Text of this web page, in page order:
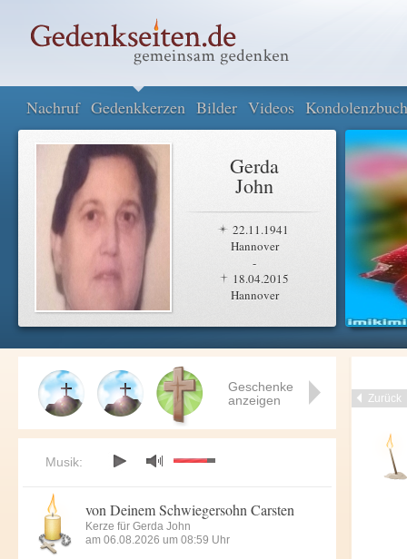
Nachruf Gedenkkerzen Bilder Videos Kondolenzbuch
Gerda
John
22.11.1941
Hannover
-
18.04.2015
Hannover
Zurück
Geschenke
anzeigen
Musik:
von Deinem Schwiegersohn Carsten
Kerze für Gerda John
am 06.08.2026 um 08:59 Uhr